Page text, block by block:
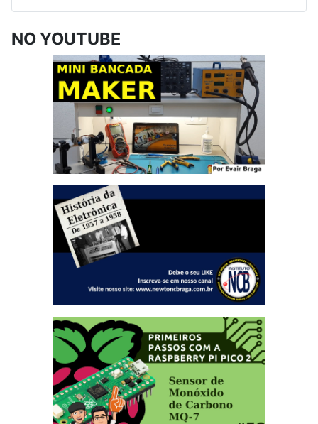
NO YOUTUBE